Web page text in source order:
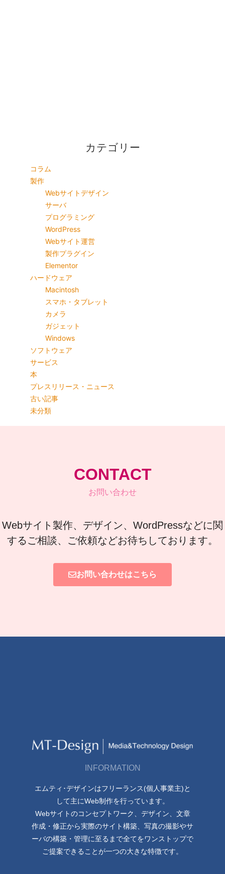
カテゴリー
コラム
製作
Webサイトデザイン
サーバ
プログラミング
WordPress
Webサイト運営
製作プラグイン
Elementor
ハードウェア
Macintosh
スマホ・タブレット
カメラ
ガジェット
Windows
ソフトウェア
サービス
本
プレスリリース・ニュース
古い記事
未分類
CONTACT
お問い合わせ
Webサイト製作、デザイン、WordPressなどに関
するご相談、ご依頼などお待ちしております。
お問い合わせはこちら
INFORMATION
エムティ･デザインはフリーランス(個人事業主)と
して主にWeb制作を行っています。
Webサイトのコンセプトワーク、デザイン、文章
作成・修正から実際のサイト構築、写真の撮影やサ
ーバの構築・管理に至るまで全てをワンストップで
ご提案できることが一つの大きな特徴です。